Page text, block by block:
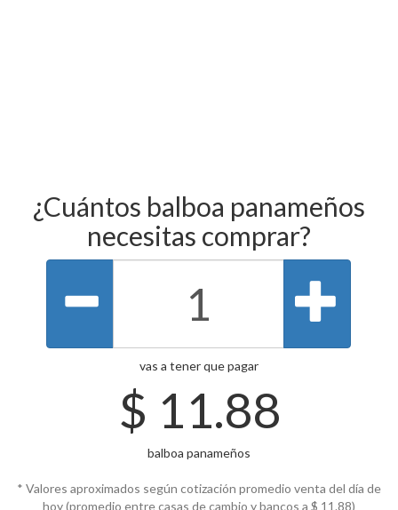
¿Cuántos balboa panameños
necesitas comprar?
vas a tener que pagar
$ 11.88
balboa panameños
* Valores aproximados según cotización promedio venta del día de
hoy (promedio entre casas de cambio y bancos a $ 11.88)